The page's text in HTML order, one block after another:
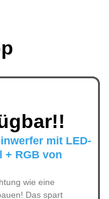
mit LED-
+ RGB von
wie eine
Das spart